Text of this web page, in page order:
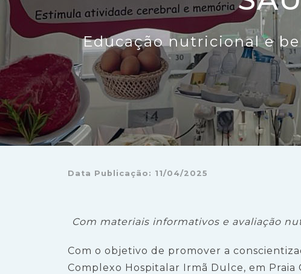
Educação nutricional e
Data Publicação: 11/04/2025
Com materiais informativos e avaliação
Com o objetivo de promover a
Complexo Hospitalar Irmã Dulce, em